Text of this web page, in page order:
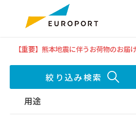
【重要】熊本地震に伴うお荷物のお届
絞り込み検索
用途